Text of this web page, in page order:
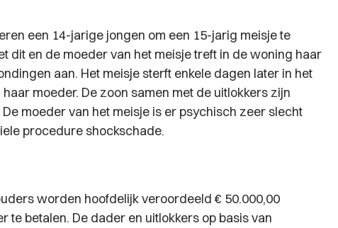
een 14-jarige jongen om een 15-jarig meisje te
dit en de moeder van het meisje treft in de woning haar
aan. Het meisje sterft enkele dagen later in het
moeder. De zoon samen met de uitlokkers zijn
moeder van het meisje is er psychisch zeer slecht
procedure shockschade.
worden hoofdelijk veroordeeld € 50.000,00
te betalen. De dader en uitlokkers op basis van